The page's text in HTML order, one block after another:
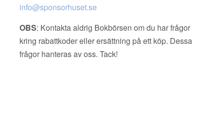
info@sponsorhuset.se
OBS: Kontakta aldrig Bokbörsen om du har frågor
kring rabattkoder eller ersättning på ett köp. Dessa
frågor hanteras av oss. Tack!